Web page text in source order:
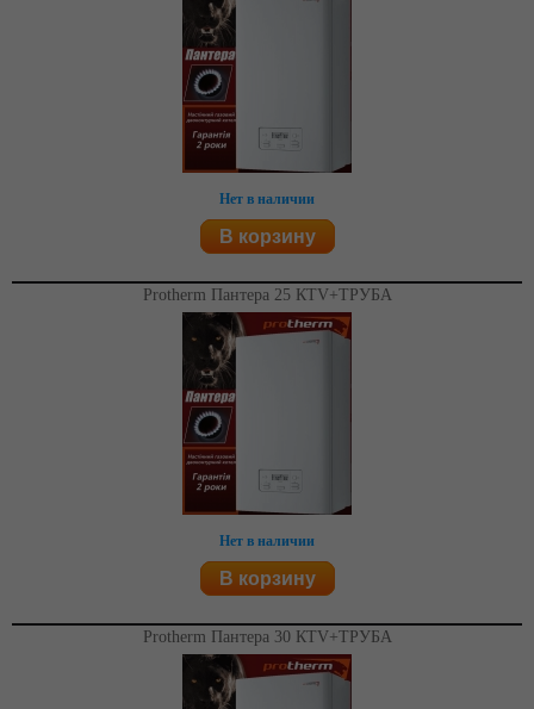
Нет в наличии
В корзину
Protherm Пантера 25 КTV+ТРУБА
Нет в наличии
В корзину
Protherm Пантера 30 КTV+ТРУБА